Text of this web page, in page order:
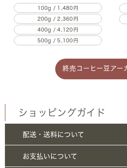
100g / 1,480円
200g / 2,360円
400g / 4,120円
500g / 5,100円
終売コーヒー豆アー
ショッピングガイド
配送・送料について
お支払いについて